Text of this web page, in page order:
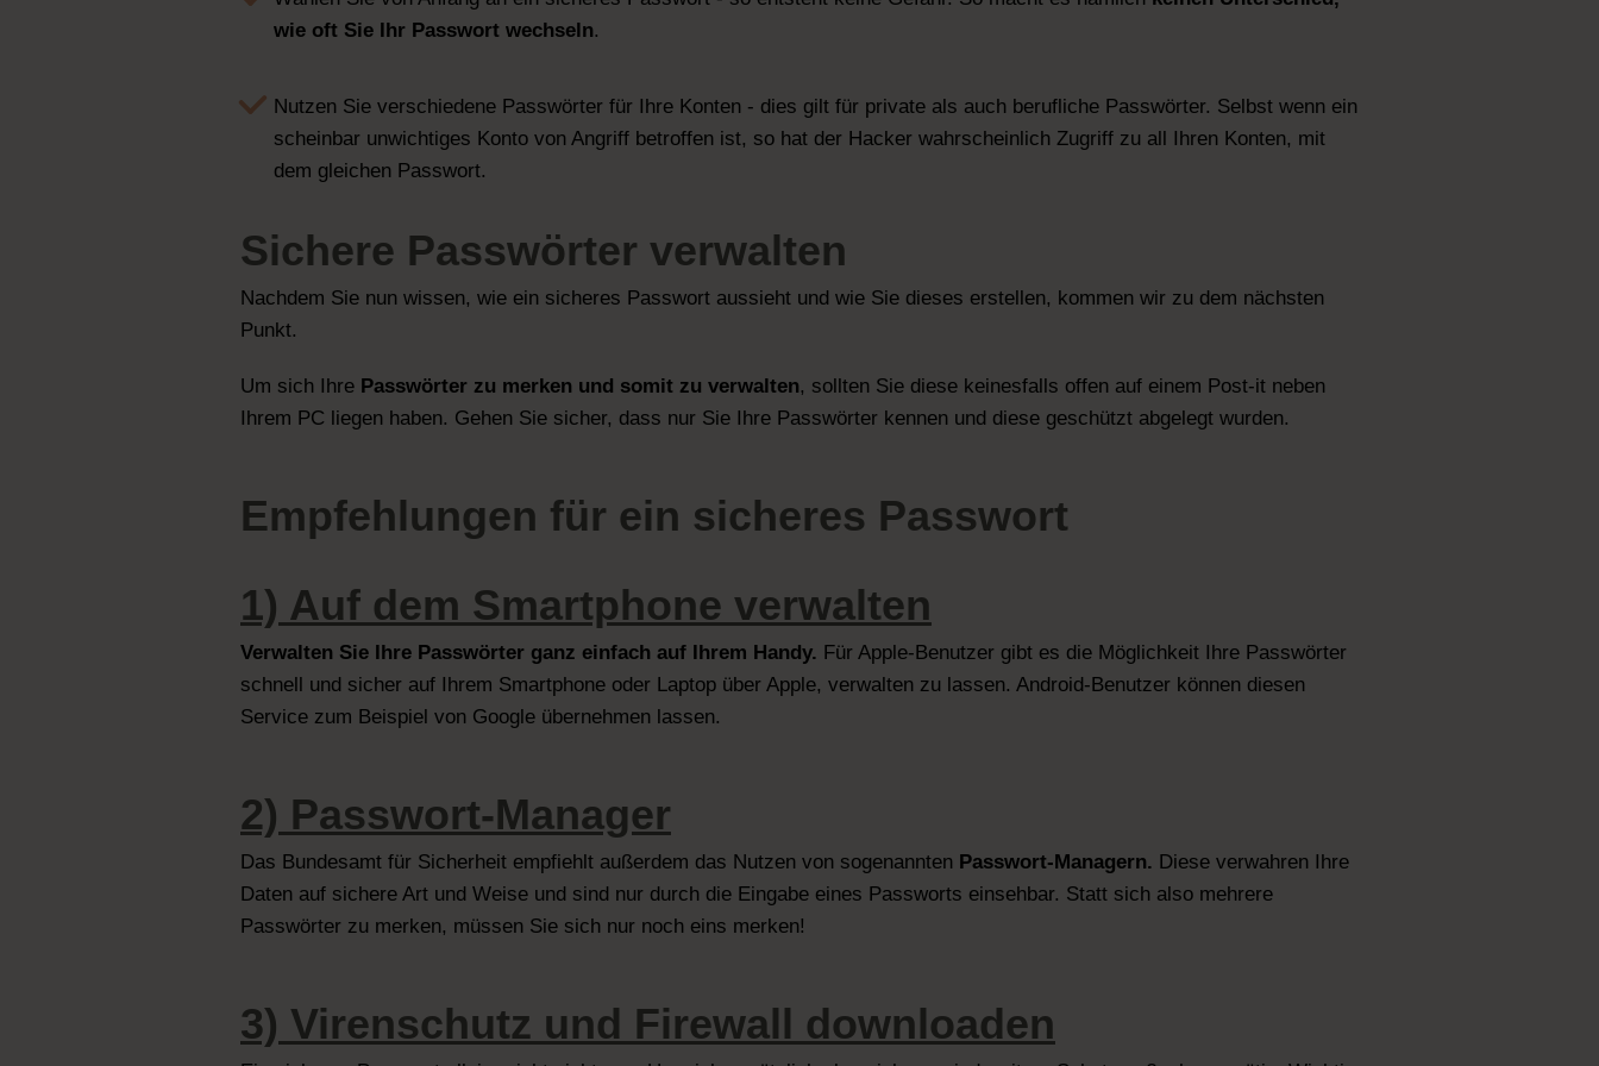
wie oft Sie Ihr Passwort wechseln.
Nutzen Sie verschiedene Passwörter für Ihre Konten - dies gilt für private als auch berufliche Passwörter. Selbst wenn ein
scheinbar unwichtiges Konto von Angriff betroffen ist, so hat der Hacker wahrscheinlich Zugriff zu all Ihren Konten, mit
dem gleichen Passwort.
Sichere Passwörter verwalten
Nachdem Sie nun wissen, wie ein sicheres Passwort aussieht und wie Sie dieses erstellen, kommen wir zu dem nächsten
Punkt.
Um sich Ihre Passwörter zu merken und somit zu verwalten, sollten Sie diese keinesfalls offen auf einem Post-it neben
Ihrem PC liegen haben. Gehen Sie sicher, dass nur Sie Ihre Passwörter kennen und diese geschützt abgelegt wurden.
Empfehlungen für ein sicheres Passwort
1) Auf dem Smartphone verwalten
Verwalten Sie Ihre Passwörter ganz einfach auf Ihrem Handy. Für Apple-Benutzer gibt es die Möglichkeit Ihre Passwörter
schnell und sicher auf Ihrem Smartphone oder Laptop über Apple, verwalten zu lassen. Android-Benutzer können diesen
Service zum Beispiel von Google übernehmen lassen.
2) Passwort-Manager
Das Bundesamt für Sicherheit empfiehlt außerdem das Nutzen von sogenannten Passwort-Managern. Diese verwahren Ihre
Daten auf sichere Art und Weise und sind nur durch die Eingabe eines Passworts einsehbar. Statt sich also mehrere
Passwörter zu merken, müssen Sie sich nur noch eins merken!
3) Virenschutz und Firewall downloaden